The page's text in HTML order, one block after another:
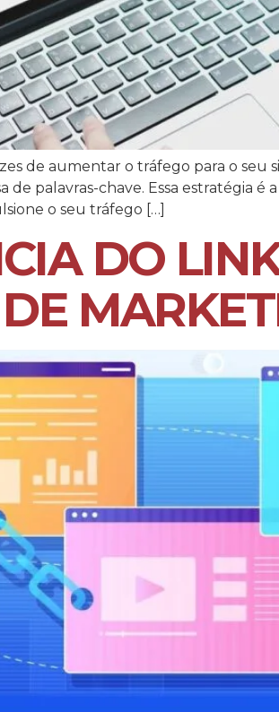
de aumentar o tráfego para o
de palavras-chave. Essa estratégia
o seu tráfego […]
DO